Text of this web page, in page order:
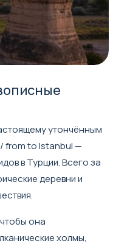
утончённым
from to Istanbul —
в Турции. Всего за
деревни и
она
холмы,